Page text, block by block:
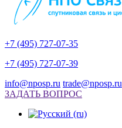
+7 (495) 727-07-35
+7 (495) 727-07-39
info@nposp.ru trade@nposp.ru
ЗАДАТЬ ВОПРОС